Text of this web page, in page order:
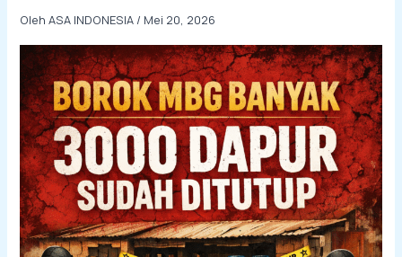
OlehASA INDONESIA / Mei 20, 2026